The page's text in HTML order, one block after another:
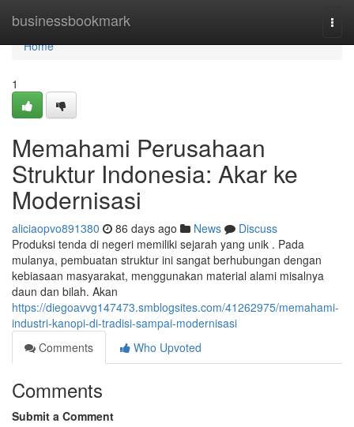
businessbookmark
Home
Home
1
Memahami Perusahaan
Struktur Indonesia: Akar ke
Modernisasi
aliciaopvo891380 86 days ago News
Discuss
Produksi tenda di negeri memiliki sejarah yang unik . Pada
mulanya, pembuatan struktur ini sangat berhubungan dengan
kebiasaan masyarakat, menggunakan material alami misalnya
daun dan bilah. Akan
https://diegoavvg147473.smblogsites.com/41262975/memahami-
industri-kanopi-di-tradisi-sampai-modernisasi
Comments
Who Upvoted
Comments
Submit a Comment